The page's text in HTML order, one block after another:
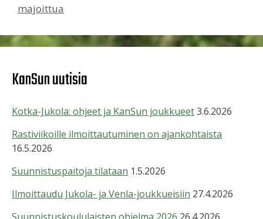
majoittua
KanSun uutisia
Kotka-Jukola: ohjeet ja KanSun joukkueet3.6.2026
Rastiviikoille ilmoittautuminen on ajankohtaista
16.5.2026
Suunnistuspaitoja tilataan 1.5.2026
Ilmoittaudu Jukola- ja Venla-joukkueisiin 27.4.2026
Suunnistuskoululaisten ohjelma 2026 26.4.2026